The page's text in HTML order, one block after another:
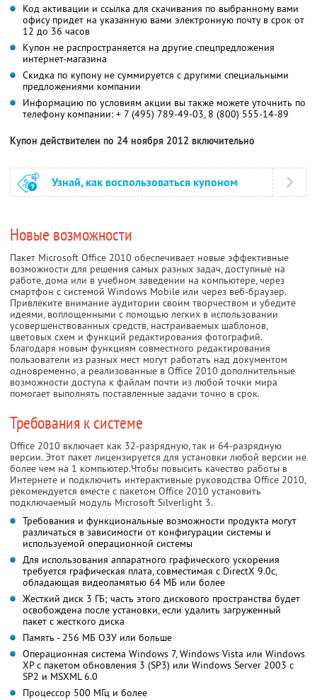
Код активации и ссылка для скачивания по выбранному вами
офису придет на указанную вами электронную почту в срок от
12 до 36 часов
Купон не распространяется на другие спецпредложения
интернет-магазина
Скидка по купону не суммируется с другими специальными
предложениями компании
Информацию по условиям акции вы также можете уточнить по
телефону компании: + 7 (495) 789-49-03, 8 (800) 555-14-89
Купон действителен по 24 ноября 2012 включительно
Узнай, как воспользоваться купоном
Новые возможности
Пакет Microsoft Office 2010 обеспечивает новые эффективные
возможности для решения самых разных задач, доступные на
работе, дома или в учебном заведении на компьютере, через
смартфон с системой Windows Mobile или через веб-браузер.
Привлеките внимание аудитории своим творчеством и убедите
идеями, воплощенными с помощью легких в использовании
усовершенствованных средств, настраиваемых шаблонов,
цветовых схем и функций редактирования фотографий.
Благодаря новым функциям совместного редактирования
пользователи из разных мест могут работать над документом
одновременно, а реализованные в Office 2010 дополнительные
возможности доступа к файлам почти из любой точки мира
помогает выполнять поставленные задачи точно в срок.
Требования к системе
Office 2010 включает как 32-разрядную, так и 64-разрядную
версии. Этот пакет лицензируется для установки любой версии не
более чем на 1 компьютер.Чтобы повысить качество работы в
Интернете и подключить интерактивные руководства Office 2010,
рекомендуется вместе с пакетом Office 2010 установить
подключаемый модуль Microsoft Silverlight 3.
Требования и функциональные возможности продукта могут
различаться в зависимости от конфигурации системы и
используемой операционной системы
Для использования аппаратного графического ускорения
требуется графическая плата, совместимая с DirectX 9.0c,
обладающая видеопамятью 64 МБ или более
Жесткий диск 3 ГБ; часть этого дискового пространства будет
освобождена после установки, если удалить загруженный
пакет с жесткого диска
Память - 256 МБ ОЗУ или больше
Операционная система Windows 7, Windows Vista или Windows
XP с пакетом обновления 3 (SP3) или Windows Server 2003 с
SP2 и MSXML 6.0
Процессор 500 МГц и более